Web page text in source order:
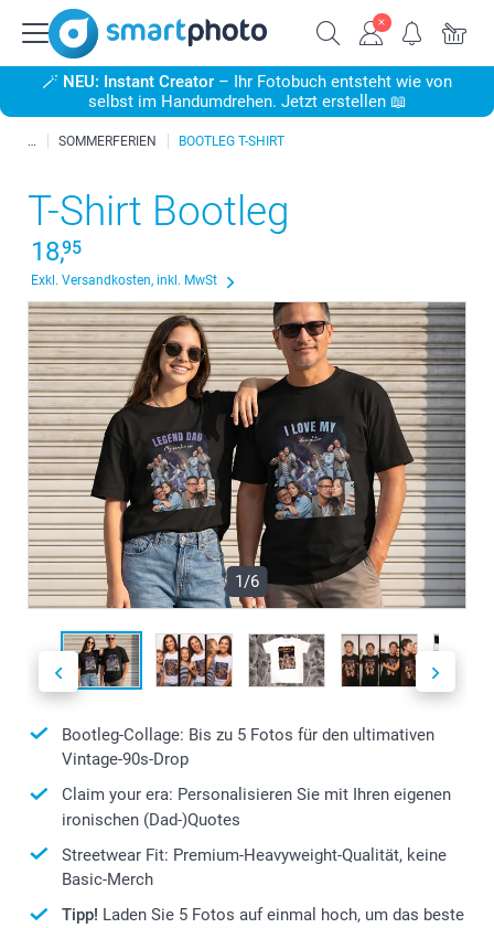
🪄 NEU: Instant Creator – Ihr Fotobuch entsteht wie von
selbst im Handumdrehen. Jetzt erstellen 📖
SOMMERFERIEN BOOTLEG T-SHIRT
T-Shirt Bootleg
18,95
Exkl. Versandkosten, inkl. MwSt
1/6
Bootleg-Collage: Bis zu 5 Fotos für den ultimativen
Vintage-90s-Drop
Claim your era: Personalisieren Sie mit Ihren eigenen
ironischen (Dad-)Quotes
Streetwear Fit: Premium-Heavyweight-Qualität, keine
Basic-Merch
Tipp! Laden Sie 5 Fotos auf einmal hoch, um das beste